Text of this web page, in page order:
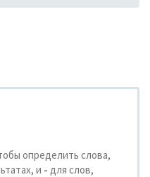
определить слова,
и - для слов,